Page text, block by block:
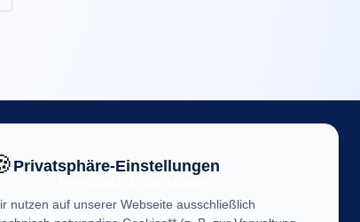
Ihre Meinung ist uns wichtig! Helfen
Privatsphäre-Einstellungen
nutzen auf unserer Webseite ausschließlich